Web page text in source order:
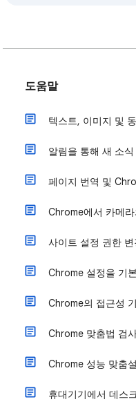
도움말
텍스트, 이미지 및
알림을 통해 새 소식
페이지 번역 및
Chrome에서 카메
사이트 설정 권한 변
Chrome 설정을 기
Chrome의 접근성
Chrome 맞춤법 검
Chrome 성능 맞춤
휴대기기에서 데스